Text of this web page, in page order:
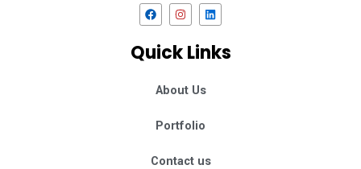
F
a
c
b
I
n
s
a
a
m
L
i
n
e
Quick Links
About Us
Portfolio
Contact us